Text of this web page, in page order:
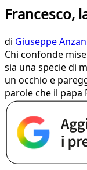
Francesco,
di Giuseppe
Chi confonde
sia una specie di
un occhio e
parole che il papa